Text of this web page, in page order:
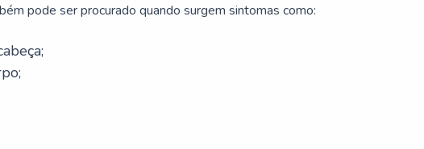
pode ser procurado quando surgem sintomas como: